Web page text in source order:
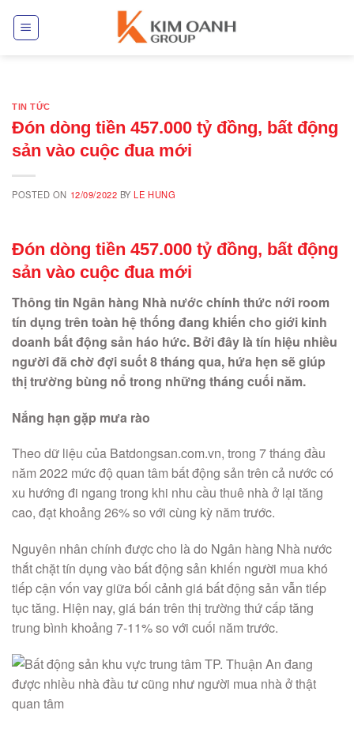
TIN TỨC
Đón dòng tiền 457.000 tỷ đồng, bất động
sản vào cuộc đua mới
POSTED ON 12/09/2022 BYLE HUNG
Đón dòng tiền 457.000 tỷ đồng, bất động
sản vào cuộc đua mới
Thông tin Ngân hàng Nhà nước chính thức nới room
tín dụng trên toàn hệ thống đang khiến cho giới kinh
doanh bất động sản háo hức. Bởi đây là tín hiệu nhiều
người đã chờ đợi suốt 8 tháng qua, hứa hẹn sẽ giúp
thị trường bùng nổ trong những tháng cuối năm.
Nắng hạn gặp mưa rào
Theo dữ liệu của Batdongsan.com.vn, trong 7 tháng đầu
năm 2022 mức độ quan tâm bất động sản trên cả nước có
xu hướng đi ngang trong khi nhu cầu thuê nhà ở lại tăng
cao, đạt khoảng 26% so với cùng kỳ năm trước.
Nguyên nhân chính được cho là do Ngân hàng Nhà nước
thắt chặt tín dụng vào bất động sản khiến người mua khó
tiếp cận vốn vay giữa bối cảnh giá bất động sản vẫn tiếp
tục tăng. Hiện nay, giá bán trên thị trường thứ cấp tăng
trung bình khoảng 7-11% so với cuối năm trước.